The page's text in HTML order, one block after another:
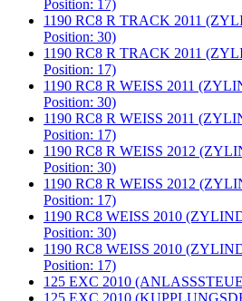
Position: 17)
1190 RC8 R TRACK 2011
Position: 30)
1190 RC8 R TRACK 2011
Position: 17)
1190 RC8 R WEISS 2011
Position: 30)
1190 RC8 R WEISS 2011
Position: 17)
1190 RC8 R WEISS 2012
Position: 30)
1190 RC8 R WEISS 2012
Position: 17)
1190 RC8 WEISS 2010
Position: 30)
1190 RC8 WEISS 2010
Position: 17)
125 EXC 2010
125 EXC 2010